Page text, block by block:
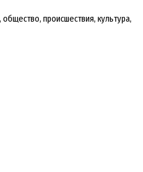
происшествия, культура,